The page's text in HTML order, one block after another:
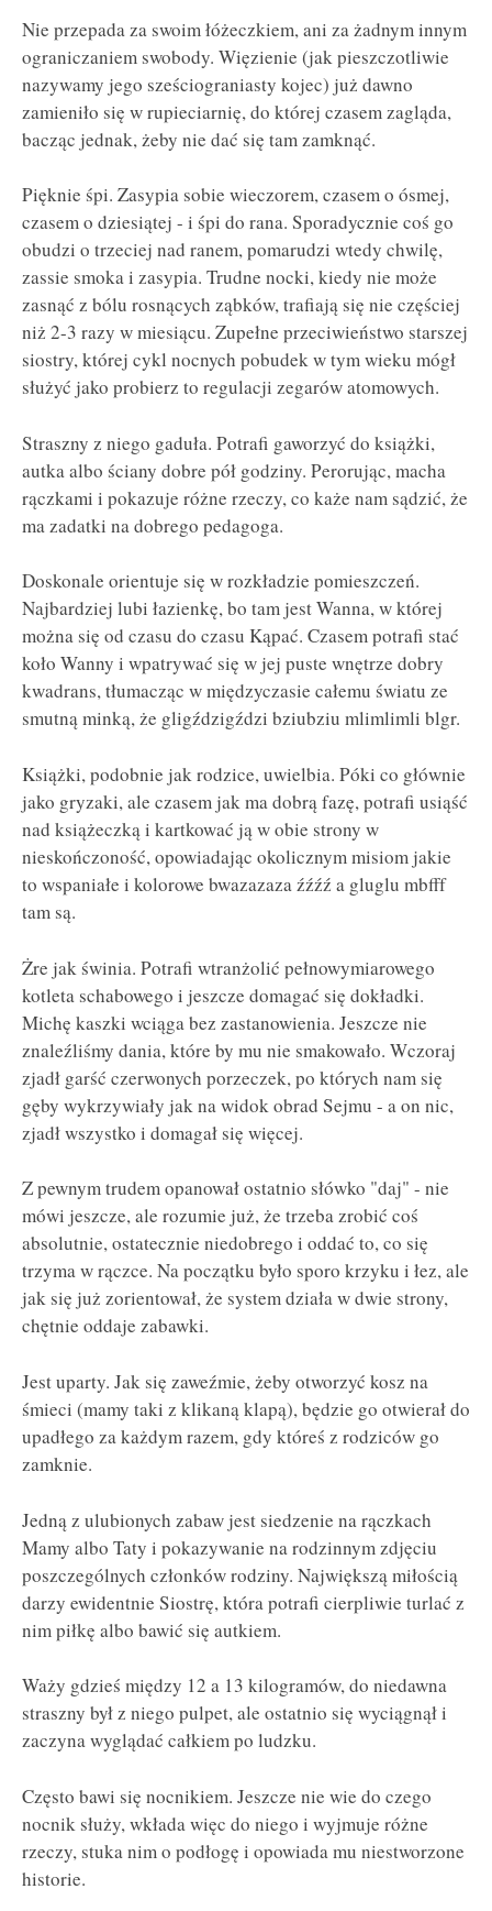
Nie przepada za swoim łóżeczkiem, ani za żadnym innym
ograniczaniem swobody. Więzienie (jak pieszczotliwie
nazywamy jego sześciograniasty kojec) już dawno
zamieniło się w rupieciarnię, do której czasem zagląda,
bacząc jednak, żeby nie dać się tam zamknąć.
Pięknie śpi. Zasypia sobie wieczorem, czasem o ósmej,
czasem o dziesiątej - i śpi do rana. Sporadycznie coś go
obudzi o trzeciej nad ranem, pomarudzi wtedy chwilę,
zassie smoka i zasypia. Trudne nocki, kiedy nie może
zasnąć z bólu rosnących ząbków, trafiają się nie częściej
niż 2-3 razy w miesiącu. Zupełne przeciwieństwo starszej
siostry, której cykl nocnych pobudek w tym wieku mógł
służyć jako probierz to regulacji zegarów atomowych.
Straszny z niego gaduła. Potrafi gaworzyć do książki,
autka albo ściany dobre pół godziny. Perorując, macha
rączkami i pokazuje różne rzeczy, co każe nam sądzić, że
ma zadatki na dobrego pedagoga.
Doskonale orientuje się w rozkładzie pomieszczeń.
Najbardziej lubi łazienkę, bo tam jest Wanna, w której
można się od czasu do czasu Kąpać. Czasem potrafi stać
koło Wanny i wpatrywać się w jej puste wnętrze dobry
kwadrans, tłumacząc w międzyczasie całemu światu ze
smutną minką, że gligździgździ bziubziu mlimlimli blgr.
Książki, podobnie jak rodzice, uwielbia. Póki co głównie
jako gryzaki, ale czasem jak ma dobrą fazę, potrafi usiąść
nad książeczką i kartkować ją w obie strony w
nieskończoność, opowiadając okolicznym misiom jakie
to wspaniałe i kolorowe bwazazaza źźźź a gluglu mbfff
tam są.
Żre jak świnia. Potrafi wtranżolić pełnowymiarowego
kotleta schabowego i jeszcze domagać się dokładki.
Michę kaszki wciąga bez zastanowienia. Jeszcze nie
znaleźliśmy dania, które by mu nie smakowało. Wczoraj
zjadł garść czerwonych porzeczek, po których nam się
gęby wykrzywiały jak na widok obrad Sejmu - a on nic,
zjadł wszystko i domagał się więcej.
Z pewnym trudem opanował ostatnio słówko "daj" - nie
mówi jeszcze, ale rozumie już, że trzeba zrobić coś
absolutnie, ostatecznie niedobrego i oddać to, co się
trzyma w rączce. Na początku było sporo krzyku i łez, ale
jak się już zorientował, że system działa w dwie strony,
chętnie oddaje zabawki.
Jest uparty. Jak się zaweźmie, żeby otworzyć kosz na
śmieci (mamy taki z klikaną klapą), będzie go otwierał do
upadłego za każdym razem, gdy któreś z rodziców go
zamknie.
Jedną z ulubionych zabaw jest siedzenie na rączkach
Mamy albo Taty i pokazywanie na rodzinnym zdjęciu
poszczególnych członków rodziny. Największą miłością
darzy ewidentnie Siostrę, która potrafi cierpliwie turlać z
nim piłkę albo bawić się autkiem.
Waży gdzieś między 12 a 13 kilogramów, do niedawna
straszny był z niego pulpet, ale ostatnio się wyciągnął i
zaczyna wyglądać całkiem po ludzku.
Często bawi się nocnikiem. Jeszcze nie wie do czego
nocnik służy, wkłada więc do niego i wyjmuje różne
rzeczy, stuka nim o podłogę i opowiada mu niestworzone
historie.